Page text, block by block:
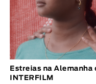
Estreias na Alemanha
INTERFILM